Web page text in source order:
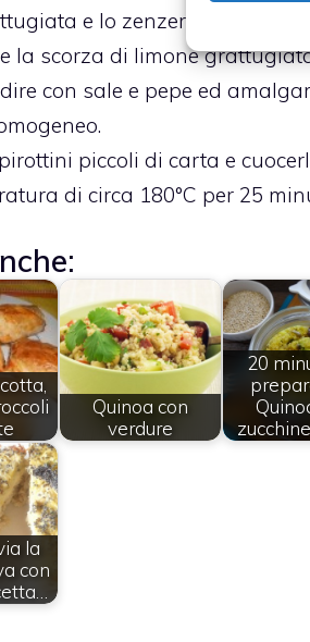
e lo zenzero
la scorza di limone
con sale e pepe ed
piccoli di carta e
di circa 180°C per 25
Quinoa con
verdure
20
la
con